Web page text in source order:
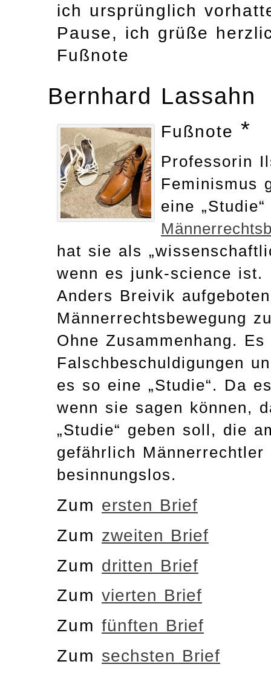
ich ursprünglich
Pause, ich grüße
Fußnote
Bernhard Lassahn
Fußnote *
Professorin
Feminismus
eine
hat sie als
wenn es junk-science
Anders Breivik
Männerrechtsbewegung
Ohne Zusammenhang.
Falschbeschuldigungen
es so eine „Studie“. Da
wenn sie sagen können,
„Studie“ geben soll, die
gefährlich
besinnungslos.
Zum ersten Brief
Zum zweiten Brief
Zum dritten Brief
Zum vierten Brief
Zum fünften Brief
Zum sechsten Brief